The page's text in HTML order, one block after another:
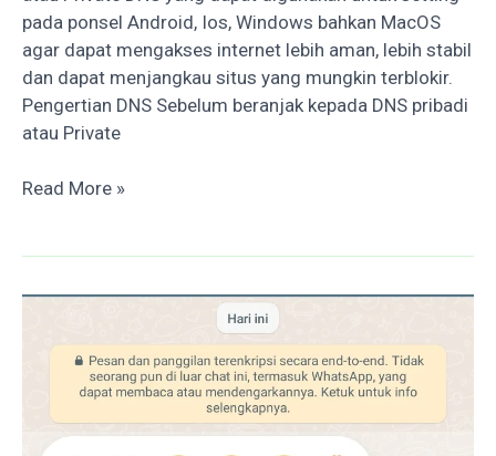
pada ponsel Android, Ios, Windows bahkan MacOS
agar dapat mengakses internet lebih aman, lebih stabil
dan dapat menjangkau situs yang mungkin terblokir.
Pengertian DNS Sebelum beranjak kepada DNS pribadi
atau Private
Daftar
Akses
Read More »